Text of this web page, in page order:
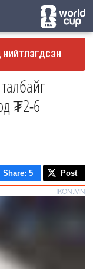
НИЙТЛЭГДСЭН
₮2-6
Share: 5 Post
IKON.MN